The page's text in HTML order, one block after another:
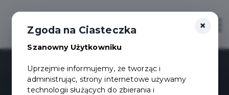
×
Zgoda na Ciasteczka
Szanowny Użytkowniku
Uprzejmie informujemy, że tworząc i
administrując, strony internetowe używamy
technologii służących do zbierania i